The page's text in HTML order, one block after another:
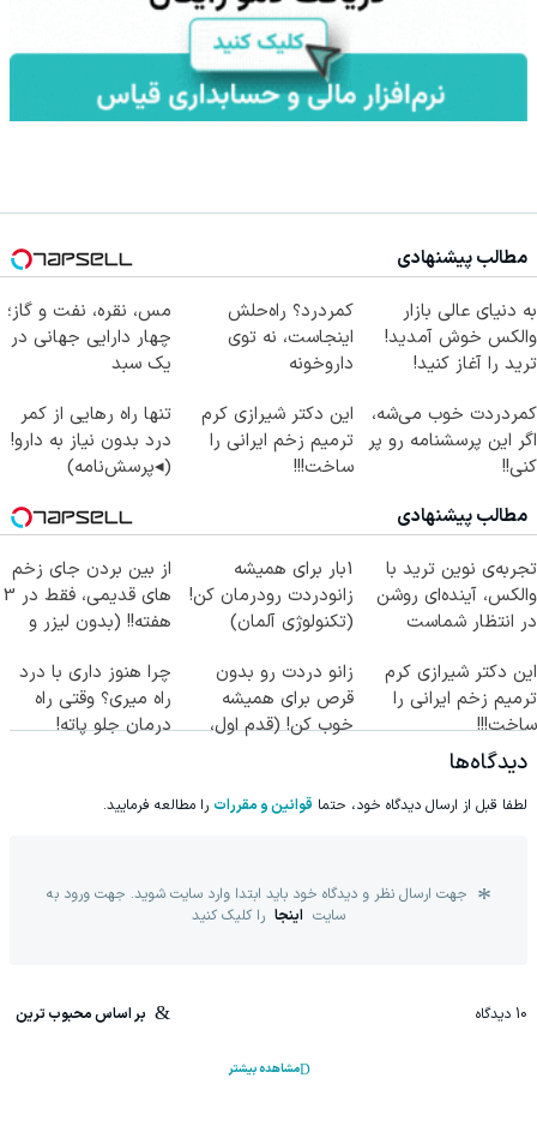
مطالب پیشنهادی
به دنیای عالی بازار
والکس خوش آمدید!
ترید را آغاز کنید!
کمردرد؟ راه‌حلش
اینجاست، نه توی
داروخونه
مس، نقره، نفت و گاز؛
چهار دارایی جهانی در
یک سبد
کمردردت خوب می‌شه،
اگر این پرسشنامه رو پر
کنی!!
این دکتر شیرازی کرم
ترمیم زخم ایرانی را
ساخت!!!
تنها راه رهایی از کمر
درد بدون نیاز به دارو!
(◂پرسش‌نامه)
مطالب پیشنهادی
تجربه‌ی نوین ترید با
والکس، آینده‌ای روشن
در انتظار شماست
1بار برای همیشه
زانودردت رودرمان کن!
(تکنولوژی آلمان)
از بین بردن جای زخم
های قدیمی، فقط در 3
هفته!! (بدون لیزر و
این دکتر شیرازی کرم
ترمیم زخم ایرانی را
ساخت!!!
زانو دردت رو بدون
قرص برای همیشه
خوب کن! (قدم اول،
چرا هنوز داری با درد
راه میری؟ وقتی راه
درمان جلو پاته!
دیدگاه‌ها
لطفا قبل از ارسال دیدگاه خود، حتما قوانین و مقررات را مطالعه فرمایید.
جهت ارسال نظر و دیدگاه خود باید ابتدا وارد سایت شوید. جهت ورود به
سایت اینجا را کلیک کنید
10 دیدگاه بر اساس محبوب ترین
مشاهده بیشتر